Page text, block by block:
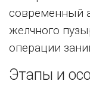
современный
желчного
операции
Этапы и